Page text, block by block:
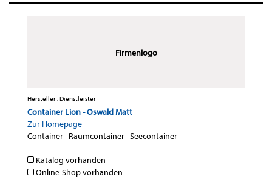
Firmenlogo
Hersteller , Dienstleister
Container Lion - Oswald Matt
Zur Homepage
Container· Raumcontainer·Seecontainer·
Katalog vorhanden
Online-Shop vorhanden